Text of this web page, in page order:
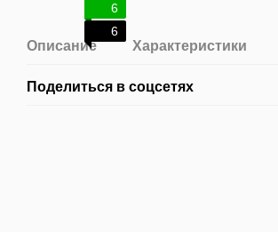
6
6
Описание Характеристики
Поделиться в соцсетях